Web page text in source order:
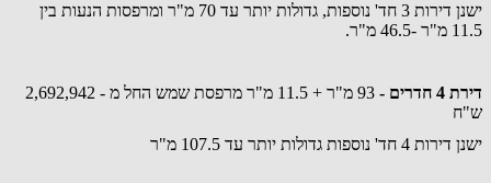
ישנן דירות 3 חד' נוספות, גדולות יותר עד 70 מ"ר ומרפסות הנעות בין
11.5 מ"ר -46.5 מ"ר.
דירת 4 חדרים -
93 מ"ר + 11.5 מ"ר מרפסת שמש החל מ - 2,692,942
ש"ח
ישנן דירות 4 חד' נוספות גדולות יותר עד 107.5 מ"ר